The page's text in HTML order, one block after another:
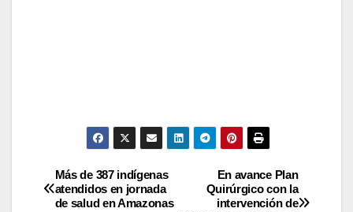
En avance Plan
Quirúrgico con la
intervención de
Más de 387 indígenas
atendidos en jornada
de salud en Amazonas